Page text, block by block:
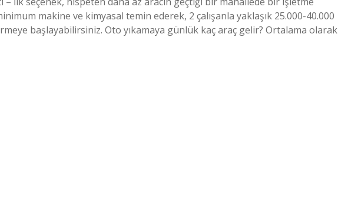
makine ve kimyasal temin ederek, 2 çalışanla yaklaşık 25.000-40.000
başlayabilirsiniz. Oto yıkamaya günlük kaç araç gelir? Ortalama olarak